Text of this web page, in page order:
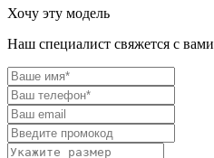
Хочу эту модель
Наш специалист свяжется с вами